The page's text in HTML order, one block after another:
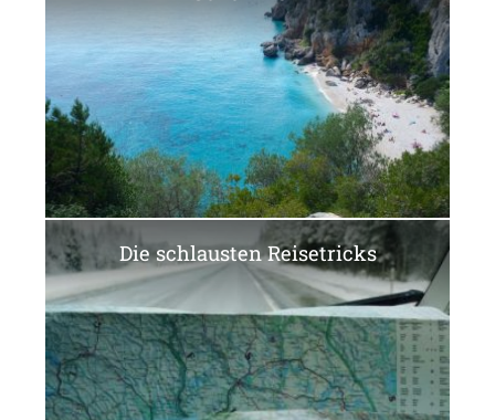
Die schlausten Reisetricks